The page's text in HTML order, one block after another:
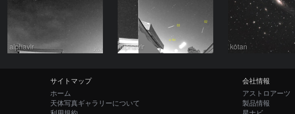
alphavir alphavir kotan
サイトマップ
ホーム
天体写真ギャラリーについて
会社情報
アストロアーツ
製品情報